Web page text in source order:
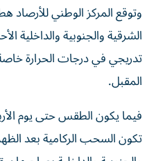
وتوقع المركز الوطني
تدريجي في درجات الحرارة
المقبل.
فيما يكون الطقس حتى يوم
تكون السحب الركامية بعد